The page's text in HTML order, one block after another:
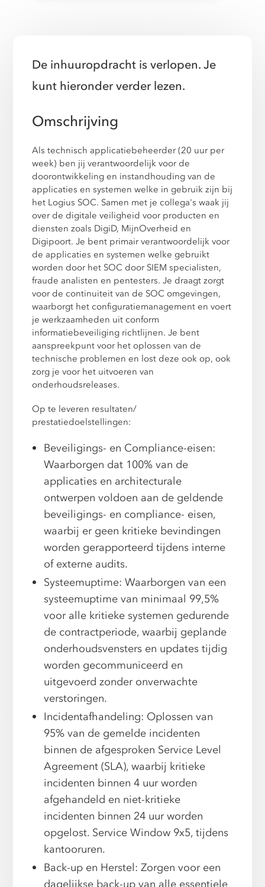
De inhuuropdracht is verlopen. Je
kunt hieronder verder lezen.
Omschrijving
Als technisch applicatiebeheerder (20 uur per
week) ben jij verantwoordelijk voor de
doorontwikkeling en instandhouding van de
applicaties en systemen welke in gebruik zijn bij
het Logius SOC. Samen met je collega's waak jij
over de digitale veiligheid voor producten en
diensten zoals DigiD, MijnOverheid en
Digipoort. Je bent primair verantwoordelijk voor
de applicaties en systemen welke gebruikt
worden door het SOC door SIEM specialisten,
fraude analisten en pentesters. Je draagt zorgt
voor de continuiteit van de SOC omgevingen,
waarborgt het configuratiemanagement en voert
je werkzaamheden uit conform
informatiebeveiliging richtlijnen. Je bent
aanspreekpunt voor het oplossen van de
technische problemen en lost deze ook op, ook
zorg je voor het uitvoeren van
onderhoudsreleases.
Op te leveren resultaten/
prestatiedoelstellingen:
Beveiligings- en Compliance-eisen:
Waarborgen dat 100% van de
applicaties en architecturale
ontwerpen voldoen aan de geldende
beveiligings- en compliance- eisen,
waarbij er geen kritieke bevindingen
worden gerapporteerd tijdens interne
of externe audits.
Systeemuptime: Waarborgen van een
systeemuptime van minimaal 99,5%
voor alle kritieke systemen gedurende
de contractperiode, waarbij geplande
onderhoudsvensters en updates tijdig
worden gecommuniceerd en
uitgevoerd zonder onverwachte
verstoringen.
Incidentafhandeling: Oplossen van
95% van de gemelde incidenten
binnen de afgesproken Service Level
Agreement (SLA), waarbij kritieke
incidenten binnen 4 uur worden
afgehandeld en niet-kritieke
incidenten binnen 24 uur worden
opgelost. Service Window 9x5, tijdens
kantooruren.
Back-up en Herstel: Zorgen voor een